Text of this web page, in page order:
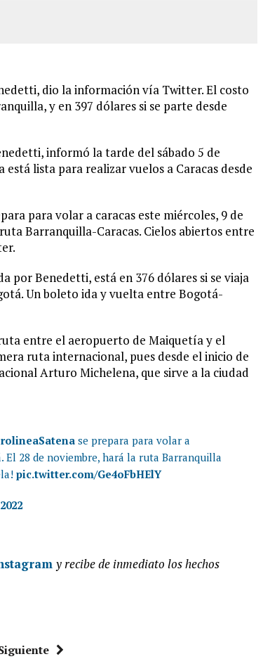
dio la información vía Twitter. El costo
y en 397 dólares si se parte desde
informó la tarde del sábado 5 de
lista para realizar vuelos a Caracas desde
para volar a caracas este miércoles, 9 de
Barranquilla-Caracas. Cielos abiertos entre
por Benedetti, está en 376 dólares si se viaja
Un boleto ida y vuelta entre Bogotá-
entre el aeropuerto de Maiquetía y el
ruta internacional, pues desde el inicio de
Arturo Michelena, que sirve a la ciudad
se prepara para volar a
El 28 de noviembre, hará la ruta Barranquilla
pic.twitter.com/Ge4oFbHElY
y recibe de inmediato los hechos